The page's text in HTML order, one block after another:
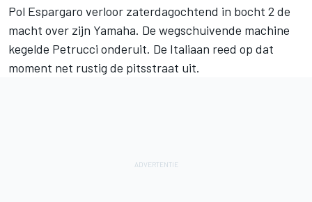
Pol Espargaro verloor zaterdagochtend in bocht 2 de
macht over zijn Yamaha. De wegschuivende machine
kegelde Petrucci onderuit. De Italiaan reed op dat
moment net rustig de pitsstraat uit.